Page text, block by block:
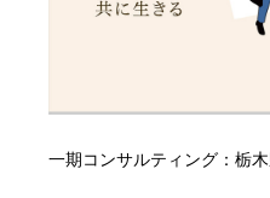
一期コンサルティング：栃